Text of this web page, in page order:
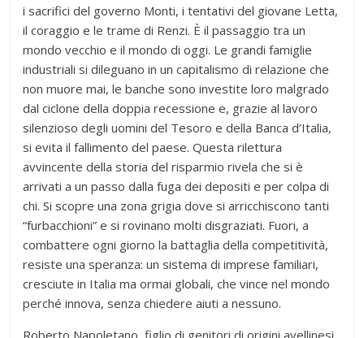
i sacrifici del governo Monti, i tentativi del giovane Letta,
il coraggio e le trame di Renzi. È il passaggio tra un
mondo vecchio e il mondo di oggi. Le grandi famiglie
industriali si dileguano in un capitalismo di relazione che
non muore mai, le banche sono investite loro malgrado
dal ciclone della doppia recessione e, grazie al lavoro
silenzioso degli uomini del Tesoro e della Banca d’Italia,
si evita il fallimento del paese. Questa rilettura
avvincente della storia del risparmio rivela che si è
arrivati a un passo dalla fuga dei depositi e per colpa di
chi. Si scopre una zona grigia dove si arricchiscono tanti
“furbacchioni” e si rovinano molti disgraziati. Fuori, a
combattere ogni giorno la battaglia della competitività,
resiste una speranza: un sistema di imprese familiari,
cresciute in Italia ma ormai globali, che vince nel mondo
perché innova, senza chiedere aiuti a nessuno.
Roberto Napoletano, figlio di genitori di origini avellinesi,